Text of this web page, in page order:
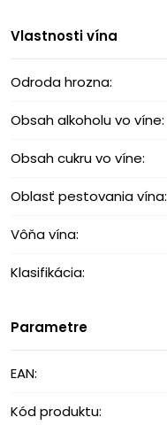
Vlastnosti vína
Odroda hrozna:
Obsah alkoholu vo víne:
Obsah cukru vo víne:
Oblasť pestovania vína:
Vôňa vína:
Klasifikácia:
Parametre
EAN:
Kód produktu: